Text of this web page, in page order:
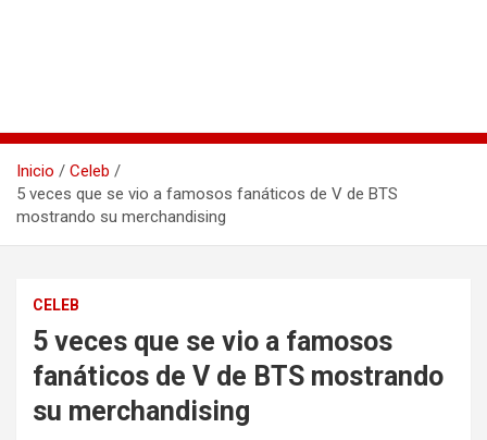
Inicio
Celeb
5 veces que se vio a famosos fanáticos de V de BTS
mostrando su merchandising
CELEB
5 veces que se vio a famosos
fanáticos de V de BTS mostrando
su merchandising